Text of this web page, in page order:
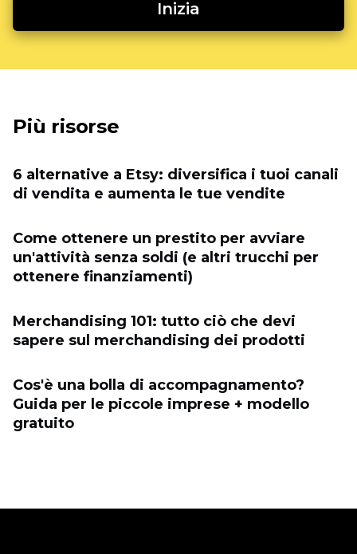
Inizia
Più risorse
6 alternative a Etsy: diversifica i tuoi canali
di vendita e aumenta le tue vendite
Come ottenere un prestito per avviare
un'attività senza soldi (e altri trucchi per
ottenere finanziamenti)
Merchandising 101: tutto ciò che devi
sapere sul merchandising dei prodotti
Cos'è una bolla di accompagnamento?
Guida per le piccole imprese + modello
gratuito